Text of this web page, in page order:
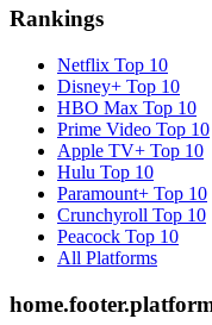
Rankings
Netflix Top 10
Disney+ Top 10
HBO Max Top 10
Prime Video Top 10
Apple TV+ Top 10
Hulu Top 10
Paramount+ Top 10
Crunchyroll Top 10
Peacock Top 10
All Platforms